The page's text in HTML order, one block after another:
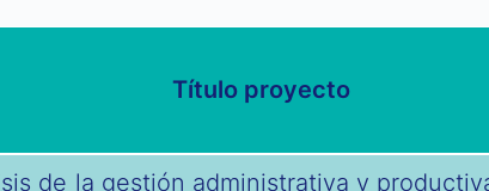
Título proyecto
de la gestión administrativa y